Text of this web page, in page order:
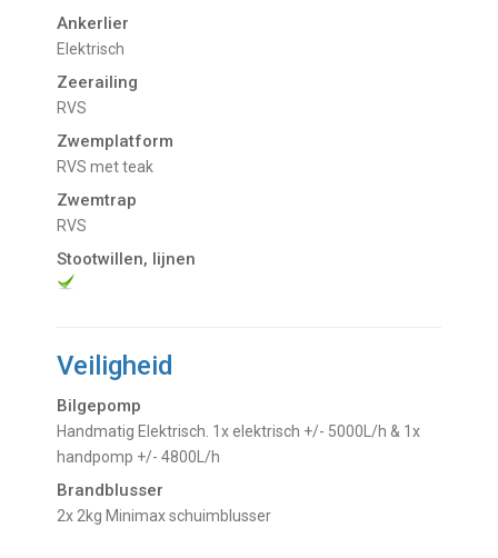
Ankerlier
Elektrisch
Zeerailing
RVS
Zwemplatform
RVS met teak
Zwemtrap
RVS
Stootwillen, lijnen
Veiligheid
Bilgepomp
Handmatig Elektrisch. 1x elektrisch +/- 5000L/h & 1x
handpomp +/- 4800L/h
Brandblusser
2x 2kg Minimax schuimblusser